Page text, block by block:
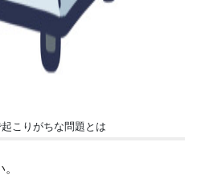
こりがちな問題とは